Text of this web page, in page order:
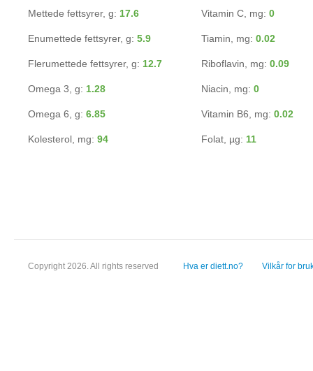
Mettede fettsyrer, g: 17.6
Enumettede fettsyrer, g: 5.9
Flerumettede fettsyrer, g: 12.7
Omega 3, g: 1.28
Omega 6, g: 6.85
Kolesterol, mg: 94
Vitamin C, mg: 0
Tiamin, mg: 0.02
Riboflavin, mg: 0.09
Niacin, mg: 0
Vitamin B6, mg: 0.02
Folat, µg: 11
Copyright 2026. All rights reserved Hva er diett.no? Vilkår for